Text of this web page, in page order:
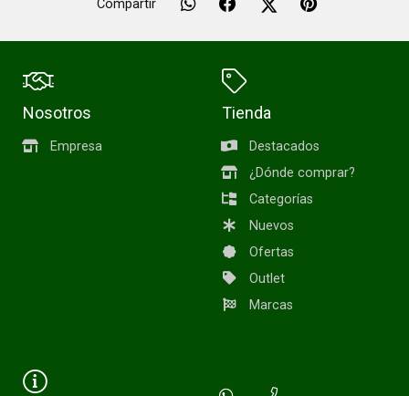
Compartir
Nosotros
Empresa
Tienda
Destacados
¿Dónde comprar?
Categorías
Nuevos
Ofertas
Outlet
Marcas